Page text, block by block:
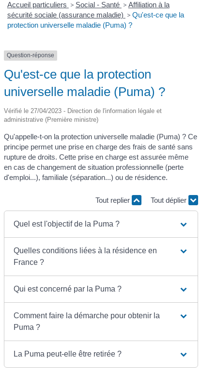
Accueil particuliers > Social - Santé > Affiliation à la
sécurité sociale (assurance maladie) > Qu'est-ce que la
protection universelle maladie (Puma) ?
Question-réponse
Qu'est-ce que la protection
universelle maladie (Puma) ?
Vérifié le 27/04/2023 - Direction de l'information légale et
administrative (Première ministre)
Qu'appelle-t-on la protection universelle maladie (Puma) ? Ce
principe permet une prise en charge des frais de santé sans
rupture de droits. Cette prise en charge est assurée même
en cas de changement de situation professionnelle (perte
d'emploi...), familiale (séparation...) ou de résidence.
Tout replier Tout déplier
Quel est l'objectif de la Puma ?
Quelles conditions liées à la résidence en
France ?
Qui est concerné par la Puma ?
Comment faire la démarche pour obtenir la
Puma ?
La Puma peut-elle être retirée ?